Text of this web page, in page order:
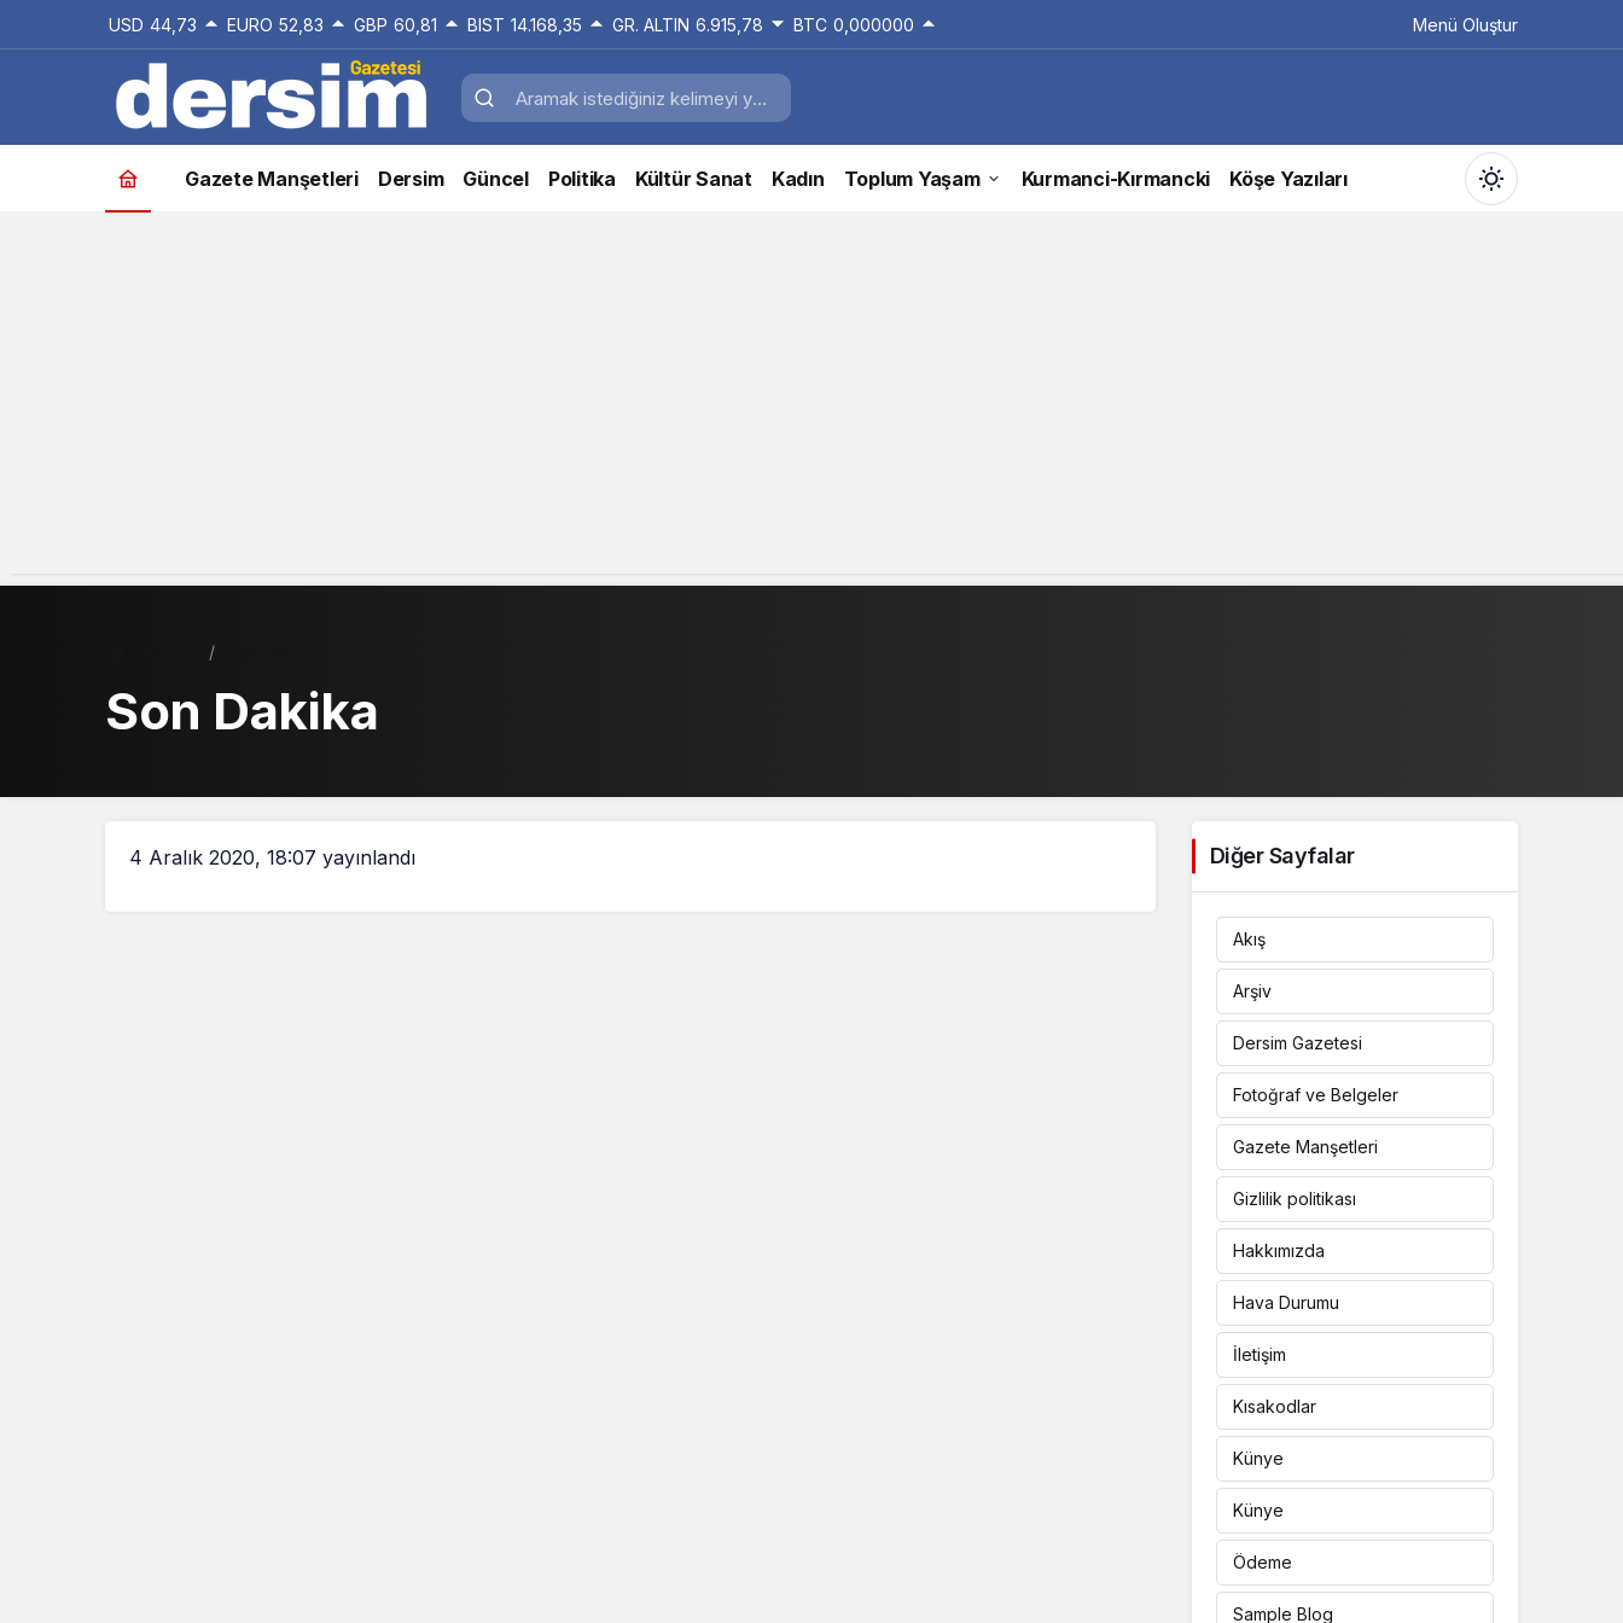
USD 44,73 EURO 52,83 GBP 60,81 BIST 14.168,35 GR. ALTIN 6.915,78 BTC 0,000000 Menü Oluştur
Gazete Manşetleri Dersim Güncel Politika Kültür Sanat Kadın Toplum Yaşam Kurmanci-Kırmancki Köşe Yazıları
Sistem modunu seçin.
Son Dakika
4 Aralık 2020, 18:07 yayınlandı Diğer Sayfalar
Akış
Arşiv
Dersim Gazetesi
Fotoğraf ve Belgeler
Gazete Manşetleri
Gizlilik politikası
Hakkımızda
Hava Durumu
İletişim
Kısakodlar
Künye
Künye
Ödeme
Sample Blog